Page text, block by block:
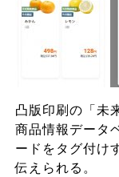
凸版印刷の「未
商品情報データ
ードをタグ付け
伝えられる。